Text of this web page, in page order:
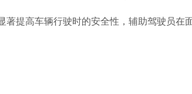
著提高车辆行驶时的安全性，辅助驾驶员